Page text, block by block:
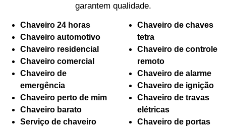
garantem qualidade.
Chaveiro 24 horas
Chaveiro automotivo
Chaveiro residencial
Chaveiro comercial
Chaveiro de
emergência
Chaveiro perto de mim
Chaveiro barato
Serviço de chaveiro
Chaveiro de chaves
tetra
Chaveiro de controle
remoto
Chaveiro de alarme
Chaveiro de ignição
Chaveiro de travas
elétricas
Chaveiro de portas